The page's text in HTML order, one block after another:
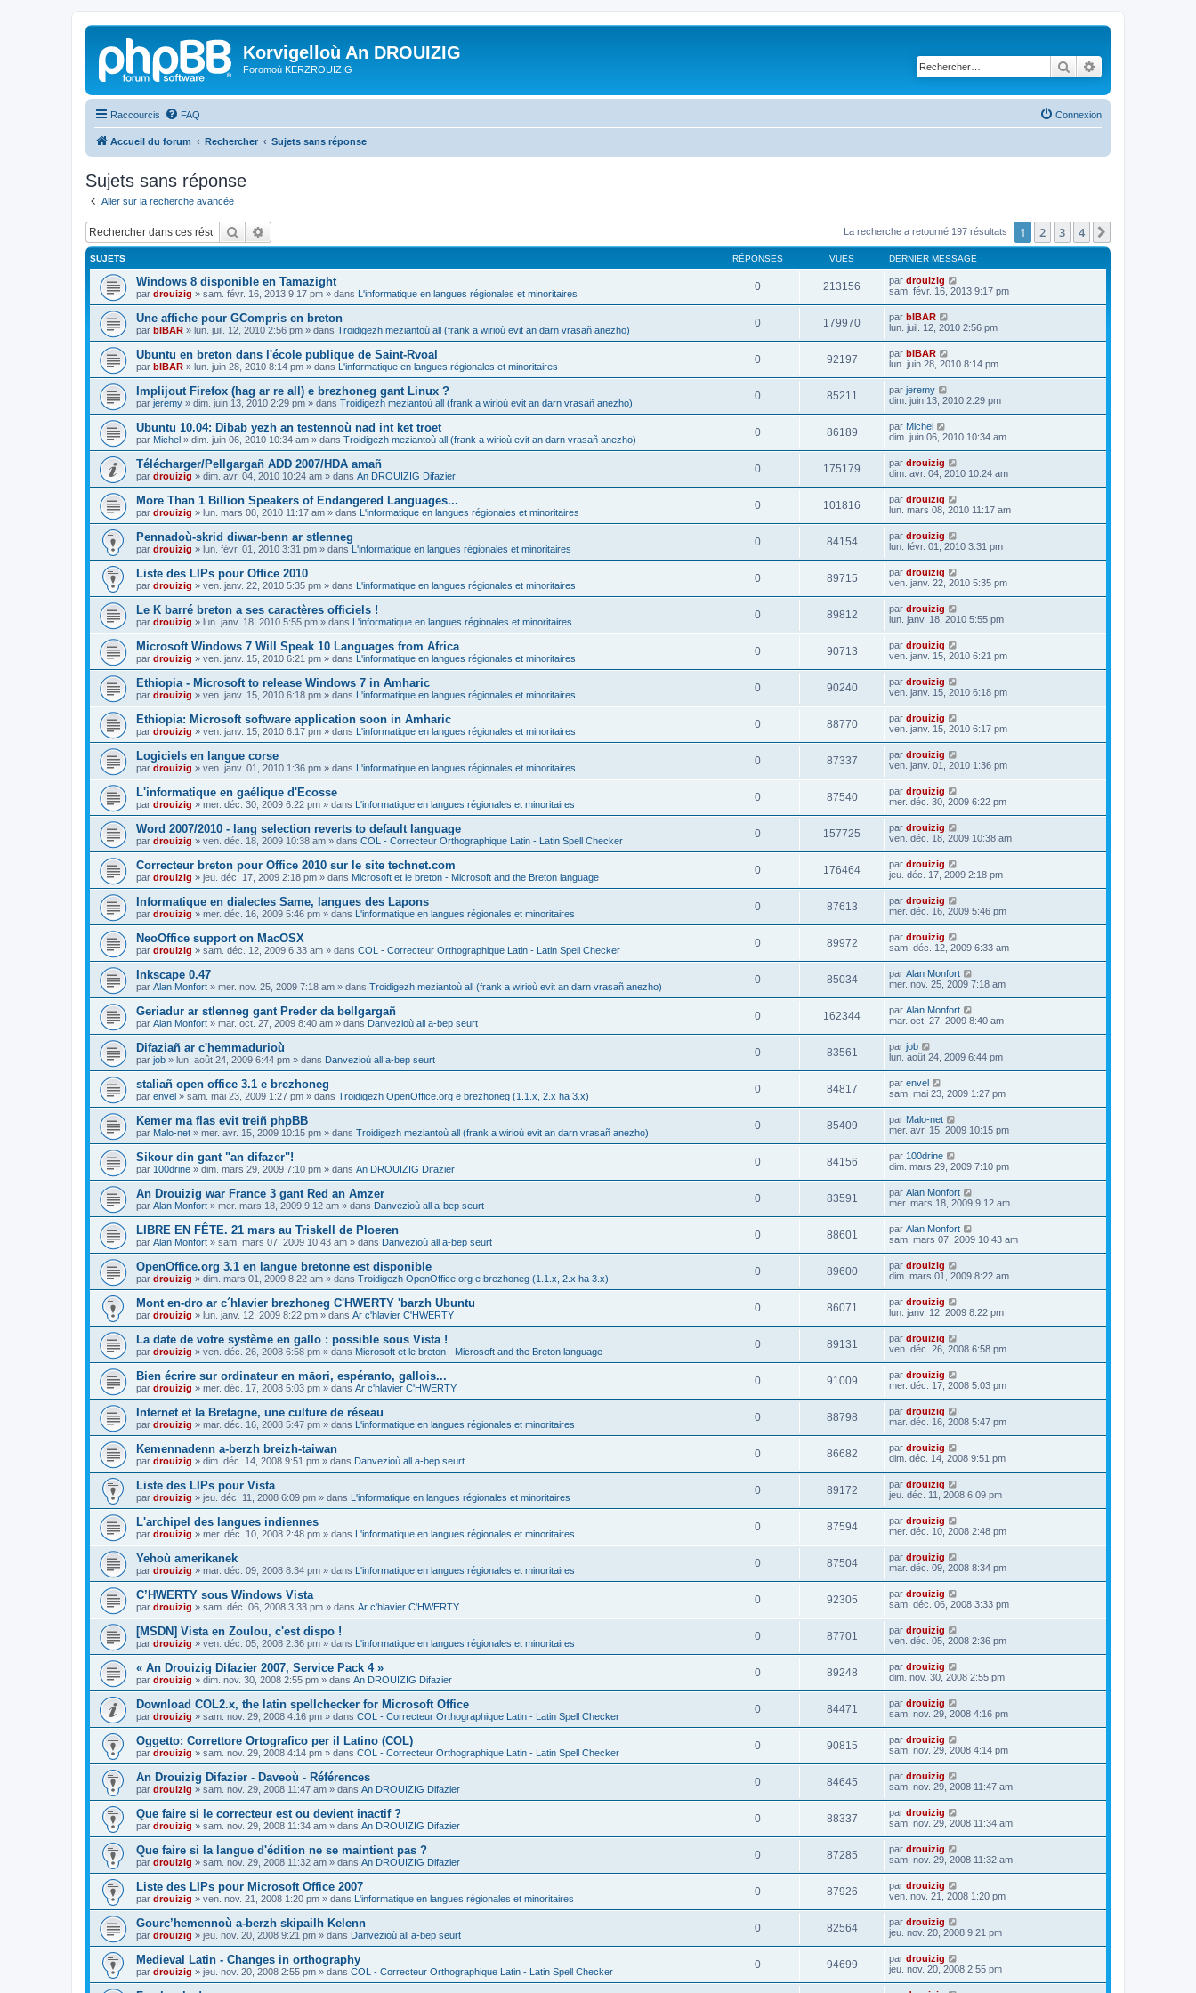
Korvigelloù An DROUIZIG
Foromoù KERZROUIZIG Rechercher
Raccourcis FAQ Connexion
Accueil du forum Rechercher Sujets sans réponse
Sujets sans réponse
Aller sur la recherche avancée
Rechercher La recherche a retourné 197 résultats 1 2 3 4
SUJETS RÉPONSES VUES DERNIER MESSAGE
Windows 8 disponible en Tamazight
par drouizig » sam. févr. 16, 2013 9:17 pm » dans L'informatique en langues régionales et minoritaires
0 213156 par drouizig
sam. févr. 16, 2013 9:17 pm
Une affiche pour GCompris en breton
par bIBAR » lun. juil. 12, 2010 2:56 pm » dans Troidigezh meziantoù all (frank a wirioù evit an darn vrasañ anezho)
0 179970 par bIBAR
lun. juil. 12, 2010 2:56 pm
Ubuntu en breton dans l'école publique de Saint-Rvoal
par bIBAR » lun. juin 28, 2010 8:14 pm » dans L'informatique en langues régionales et minoritaires
0 92197 par bIBAR
lun. juin 28, 2010 8:14 pm
Implijout Firefox (hag ar re all) e brezhoneg gant Linux ?
par jeremy » dim. juin 13, 2010 2:29 pm » dans Troidigezh meziantoù all (frank a wirioù evit an darn vrasañ anezho)
0 85211 par jeremy
dim. juin 13, 2010 2:29 pm
Ubuntu 10.04: Dibab yezh an testennoù nad int ket troet
par Michel » dim. juin 06, 2010 10:34 am » dans Troidigezh meziantoù all (frank a wirioù evit an darn vrasañ anezho)
0 86189 par Michel
dim. juin 06, 2010 10:34 am
Télécharger/Pellgargañ ADD 2007/HDA amañ
par drouizig » dim. avr. 04, 2010 10:24 am » dans An DROUIZIG Difazier
0 175179 par drouizig
dim. avr. 04, 2010 10:24 am
More Than 1 Billion Speakers of Endangered Languages...
par drouizig » lun. mars 08, 2010 11:17 am » dans L'informatique en langues régionales et minoritaires
0 101816 par drouizig
lun. mars 08, 2010 11:17 am
Pennadoù-skrid diwar-benn ar stlenneg
par drouizig » lun. févr. 01, 2010 3:31 pm » dans L'informatique en langues régionales et minoritaires
0 84154 par drouizig
lun. févr. 01, 2010 3:31 pm
Liste des LIPs pour Office 2010
par drouizig » ven. janv. 22, 2010 5:35 pm » dans L'informatique en langues régionales et minoritaires
0 89715 par drouizig
ven. janv. 22, 2010 5:35 pm
Le K barré breton a ses caractères officiels !
par drouizig » lun. janv. 18, 2010 5:55 pm » dans L'informatique en langues régionales et minoritaires
0 89812 par drouizig
lun. janv. 18, 2010 5:55 pm
Microsoft Windows 7 Will Speak 10 Languages from Africa
par drouizig » ven. janv. 15, 2010 6:21 pm » dans L'informatique en langues régionales et minoritaires
0 90713 par drouizig
ven. janv. 15, 2010 6:21 pm
Ethiopia - Microsoft to release Windows 7 in Amharic
par drouizig » ven. janv. 15, 2010 6:18 pm » dans L'informatique en langues régionales et minoritaires
0 90240 par drouizig
ven. janv. 15, 2010 6:18 pm
Ethiopia: Microsoft software application soon in Amharic
par drouizig » ven. janv. 15, 2010 6:17 pm » dans L'informatique en langues régionales et minoritaires
0 88770 par drouizig
ven. janv. 15, 2010 6:17 pm
Logiciels en langue corse
par drouizig » ven. janv. 01, 2010 1:36 pm » dans L'informatique en langues régionales et minoritaires
0 87337 par drouizig
ven. janv. 01, 2010 1:36 pm
L'informatique en gaélique d'Ecosse
par drouizig » mer. déc. 30, 2009 6:22 pm » dans L'informatique en langues régionales et minoritaires
0 87540 par drouizig
mer. déc. 30, 2009 6:22 pm
Word 2007/2010 - lang selection reverts to default language
par drouizig » ven. déc. 18, 2009 10:38 am » dans COL - Correcteur Orthographique Latin - Latin Spell Checker
0 157725 par drouizig
ven. déc. 18, 2009 10:38 am
Correcteur breton pour Office 2010 sur le site technet.com
par drouizig » jeu. déc. 17, 2009 2:18 pm » dans Microsoft et le breton - Microsoft and the Breton language
0 176464 par drouizig
jeu. déc. 17, 2009 2:18 pm
Informatique en dialectes Same, langues des Lapons
par drouizig » mer. déc. 16, 2009 5:46 pm » dans L'informatique en langues régionales et minoritaires
0 87613 par drouizig
mer. déc. 16, 2009 5:46 pm
NeoOffice support on MacOSX
par drouizig » sam. déc. 12, 2009 6:33 am » dans COL - Correcteur Orthographique Latin - Latin Spell Checker
0 89972 par drouizig
sam. déc. 12, 2009 6:33 am
Inkscape 0.47
par Alan Monfort » mer. nov. 25, 2009 7:18 am » dans Troidigezh meziantoù all (frank a wirioù evit an darn vrasañ anezho)
0 85034 par Alan Monfort
mer. nov. 25, 2009 7:18 am
Geriadur ar stlenneg gant Preder da bellgargañ
par Alan Monfort » mar. oct. 27, 2009 8:40 am » dans Danvezioù all a-bep seurt
0 162344 par Alan Monfort
mar. oct. 27, 2009 8:40 am
Difaziañ ar c'hemmadurioù
par job » lun. août 24, 2009 6:44 pm » dans Danvezioù all a-bep seurt
0 83561 par job
lun. août 24, 2009 6:44 pm
staliañ open office 3.1 e brezhoneg
par envel » sam. mai 23, 2009 1:27 pm » dans Troidigezh OpenOffice.org e brezhoneg (1.1.x, 2.x ha 3.x)
0 84817 par envel
sam. mai 23, 2009 1:27 pm
Kemer ma flas evit treiñ phpBB
par Malo-net » mer. avr. 15, 2009 10:15 pm » dans Troidigezh meziantoù all (frank a wirioù evit an darn vrasañ anezho)
0 85409 par Malo-net
mer. avr. 15, 2009 10:15 pm
Sikour din gant "an difazer"!
par 100drine » dim. mars 29, 2009 7:10 pm » dans An DROUIZIG Difazier
0 84156 par 100drine
dim. mars 29, 2009 7:10 pm
An Drouizig war France 3 gant Red an Amzer
par Alan Monfort » mer. mars 18, 2009 9:12 am » dans Danvezioù all a-bep seurt
0 83591 par Alan Monfort
mer. mars 18, 2009 9:12 am
LIBRE EN FÊTE. 21 mars au Triskell de Ploeren
par Alan Monfort » sam. mars 07, 2009 10:43 am » dans Danvezioù all a-bep seurt
0 88601 par Alan Monfort
sam. mars 07, 2009 10:43 am
OpenOffice.org 3.1 en langue bretonne est disponible
par drouizig » dim. mars 01, 2009 8:22 am » dans Troidigezh OpenOffice.org e brezhoneg (1.1.x, 2.x ha 3.x)
0 89600 par drouizig
dim. mars 01, 2009 8:22 am
Mont en-dro ar c´hlavier brezhoneg C'HWERTY 'barzh Ubuntu
par drouizig » lun. janv. 12, 2009 8:22 pm » dans Ar c'hlavier C'HWERTY
0 86071 par drouizig
lun. janv. 12, 2009 8:22 pm
La date de votre système en gallo : possible sous Vista !
par drouizig » ven. déc. 26, 2008 6:58 pm » dans Microsoft et le breton - Microsoft and the Breton language
0 89131 par drouizig
ven. déc. 26, 2008 6:58 pm
Bien écrire sur ordinateur en māori, espéranto, gallois...
par drouizig » mer. déc. 17, 2008 5:03 pm » dans Ar c'hlavier C'HWERTY
0 91009 par drouizig
mer. déc. 17, 2008 5:03 pm
Internet et la Bretagne, une culture de réseau
par drouizig » mar. déc. 16, 2008 5:47 pm » dans L'informatique en langues régionales et minoritaires
0 88798 par drouizig
mar. déc. 16, 2008 5:47 pm
Kemennadenn a-berzh breizh-taiwan
par drouizig » dim. déc. 14, 2008 9:51 pm » dans Danvezioù all a-bep seurt
0 86682 par drouizig
dim. déc. 14, 2008 9:51 pm
Liste des LIPs pour Vista
par drouizig » jeu. déc. 11, 2008 6:09 pm » dans L'informatique en langues régionales et minoritaires
0 89172 par drouizig
jeu. déc. 11, 2008 6:09 pm
L'archipel des langues indiennes
par drouizig » mer. déc. 10, 2008 2:48 pm » dans L'informatique en langues régionales et minoritaires
0 87594 par drouizig
mer. déc. 10, 2008 2:48 pm
Yehoù amerikanek
par drouizig » mar. déc. 09, 2008 8:34 pm » dans L'informatique en langues régionales et minoritaires
0 87504 par drouizig
mar. déc. 09, 2008 8:34 pm
C’HWERTY sous Windows Vista
par drouizig » sam. déc. 06, 2008 3:33 pm » dans Ar c'hlavier C'HWERTY
0 92305 par drouizig
sam. déc. 06, 2008 3:33 pm
[MSDN] Vista en Zoulou, c'est dispo !
par drouizig » ven. déc. 05, 2008 2:36 pm » dans L'informatique en langues régionales et minoritaires
0 87701 par drouizig
ven. déc. 05, 2008 2:36 pm
« An Drouizig Difazier 2007, Service Pack 4 »
par drouizig » dim. nov. 30, 2008 2:55 pm » dans An DROUIZIG Difazier
0 89248 par drouizig
dim. nov. 30, 2008 2:55 pm
Download COL2.x, the latin spellchecker for Microsoft Office
par drouizig » sam. nov. 29, 2008 4:16 pm » dans COL - Correcteur Orthographique Latin - Latin Spell Checker
0 84471 par drouizig
sam. nov. 29, 2008 4:16 pm
Oggetto: Correttore Ortografico per il Latino (COL)
par drouizig » sam. nov. 29, 2008 4:14 pm » dans COL - Correcteur Orthographique Latin - Latin Spell Checker
0 90815 par drouizig
sam. nov. 29, 2008 4:14 pm
An Drouizig Difazier - Daveoù - Références
par drouizig » sam. nov. 29, 2008 11:47 am » dans An DROUIZIG Difazier
0 84645 par drouizig
sam. nov. 29, 2008 11:47 am
Que faire si le correcteur est ou devient inactif ?
par drouizig » sam. nov. 29, 2008 11:34 am » dans An DROUIZIG Difazier
0 88337 par drouizig
sam. nov. 29, 2008 11:34 am
Que faire si la langue d'édition ne se maintient pas ?
par drouizig » sam. nov. 29, 2008 11:32 am » dans An DROUIZIG Difazier
0 87285 par drouizig
sam. nov. 29, 2008 11:32 am
Liste des LIPs pour Microsoft Office 2007
par drouizig » ven. nov. 21, 2008 1:20 pm » dans L'informatique en langues régionales et minoritaires
0 87926 par drouizig
ven. nov. 21, 2008 1:20 pm
Gourc’hemennoù a-berzh skipailh Kelenn
par drouizig » jeu. nov. 20, 2008 9:21 pm » dans Danvezioù all a-bep seurt
0 82564 par drouizig
jeu. nov. 20, 2008 9:21 pm
Medieval Latin - Changes in orthography
par drouizig » jeu. nov. 20, 2008 2:55 pm » dans COL - Correcteur Orthographique Latin - Latin Spell Checker
0 94699 par drouizig
jeu. nov. 20, 2008 2:55 pm